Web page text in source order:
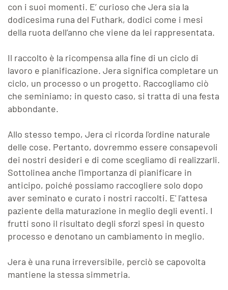
con i suoi momenti. E’ curioso che Jera sia la
dodicesima runa del Futhark, dodici come i mesi
della ruota dell’anno che viene da lei rappresentata.
Il raccolto è la ricompensa alla fine di un ciclo di
lavoro e pianificazione. Jera significa completare un
ciclo, un processo o un progetto. Raccogliamo ciò
che seminiamo; in questo caso, si tratta di una festa
abbondante.
Allo stesso tempo, Jera ci ricorda l'ordine naturale
delle cose. Pertanto, dovremmo essere consapevoli
dei nostri desideri e di come scegliamo di realizzarli.
Sottolinea anche l'importanza di pianificare in
anticipo, poiché possiamo raccogliere solo dopo
aver seminato e curato i nostri raccolti. E' l'attesa
paziente della maturazione in meglio degli eventi. I
frutti sono il risultato degli sforzi spesi in questo
processo e denotano un cambiamento in meglio.
Jera è una runa irreversibile, perciò se capovolta
mantiene la stessa simmetria.